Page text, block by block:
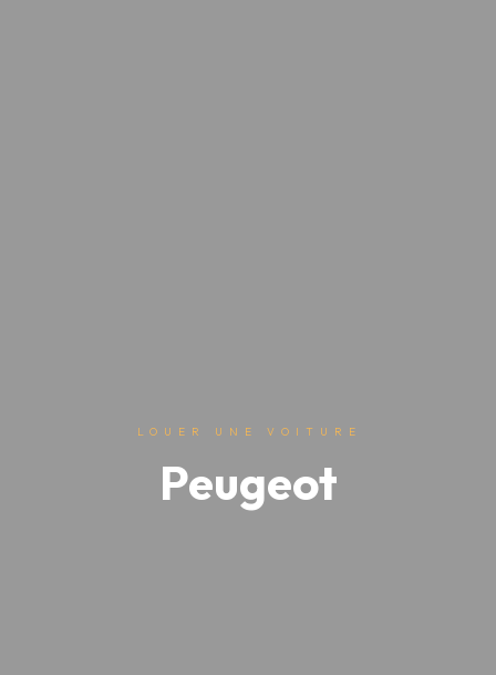
LOUER UNE VOITURE
Peugeot